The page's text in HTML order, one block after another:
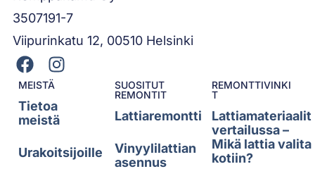
3507191-7
Viipurinkatu 12, 00510 Helsinki
MEISTÄ
Tietoa
meistä
Urakoitsijoille
SUOSITUT
REMONTIT
Lattiaremontti
Vinyylilattian
asennus
REMONTTIVINKI
T
Lattiamateriaalit
vertailussa –
Mikä lattia valita
kotiin?